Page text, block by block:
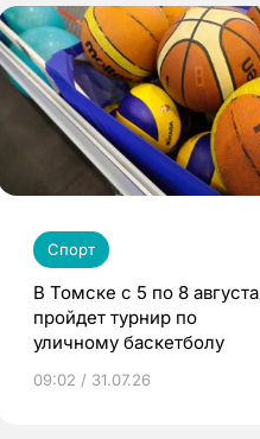
Спорт
В Томске с 5 по 8 августа
пройдет турнир по
уличному баскетболу
09:02 / 31.07.26